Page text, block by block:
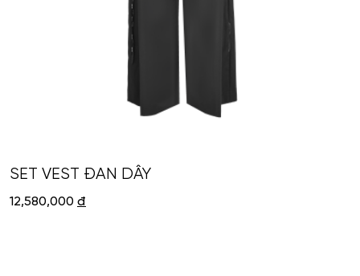
SET VEST ĐAN DÂY
12,580,000 đ